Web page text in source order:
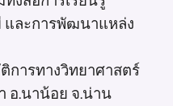
และการพัฒนาแหล่ง
ารทางวิทยาศาสตร์
อ.นาน้อย จ.น่าน